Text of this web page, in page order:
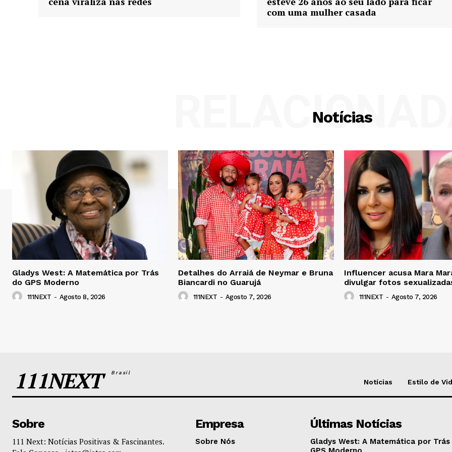
com uma mulher casada
Notícias
Gladys West: A Matemática por Trás
do GPS Moderno
111NEXT - Agosto 8, 2026
Detalhes do Arraiá de Neymar e Bruna
Biancardi no Guarujá
111NEXT - Agosto 7, 2026
Influencer acusa Mara
divulgar fotos
111NEXT - Agosto 7, 2026
111NEXTBrasil
Notícias Estilo de
Sobre
111 Next: Notícias Positivas & Fascinantes.
Empresa
Sobre Nós
Últimas Notícias
Gladys West: A Matemática por